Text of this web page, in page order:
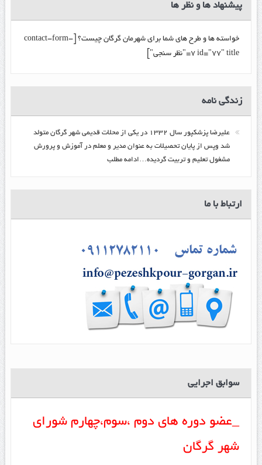
پیشنهاد ها و نظر ها
خواسته ها و طرح های شما برای شهرمان گرگان چیست؟ [contact-form-
7 id="77" title="نظر سنجی"]
زندگي نامه
عليرضا پزشكپور سال ۱۳۳۲ در یکی از محلات قدیمی شهر گرگان متولد
شد وپس از پایان تحصیلات به عنوان مدیر و معلم در آموزش و پرورش
مشغول تعلیم و تربیت گرديده…ادامه مطلب
ارتباط با ما
سوابق اجرایی
_عضو دوره های دوم ،سوم،چهارم شورای
شهر گرگان